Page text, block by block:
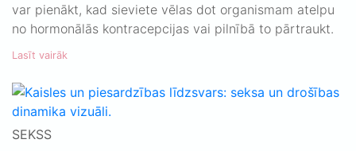
var pienākt, kad sieviete vēlas dot organismam atelpu
no hormonālās kontracepcijas vai pilnībā to pārtraukt.
Lasīt vairāk
SEKSS